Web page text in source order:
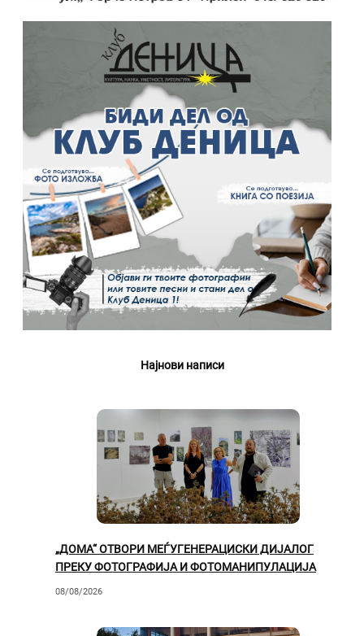
Најнови написи
„ДОМА“ ОТВОРИ МЕЃУГЕНЕРАЦИСКИ ДИЈАЛОГ
ПРЕКУ ФОТОГРАФИЈА И ФОТОМАНИПУЛАЦИЈА
08/08/2026